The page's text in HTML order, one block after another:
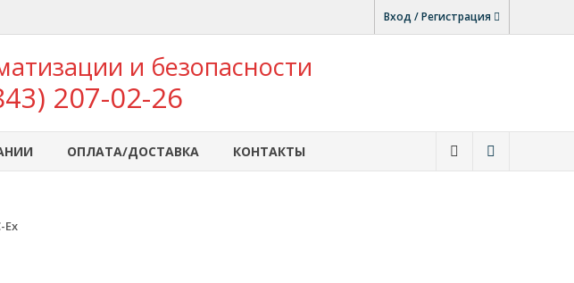
Вход / Регистрация
и безопасности
207-02-26
ОПЛАТА/ДОСТАВКА КОНТАКТЫ
Ех